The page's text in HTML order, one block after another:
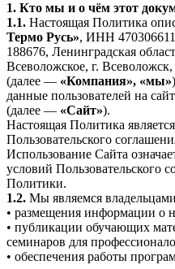
1. Кто мы и о чём этот
1.1. Настоящая Политика
Термо Русь», ИНН
188676, Ленинградская
Всеволожское, г.
(далее — «Компания», «мы»
данные пользователей на
(далее — «Сайт»).
Настоящая Политика
Пользовательского
Использование Сайта
условий Пользовательского
Политики.
1.2. Мы являемся
• размещения информации о
• публикации обучающих
семинаров для
• обеспечения работы